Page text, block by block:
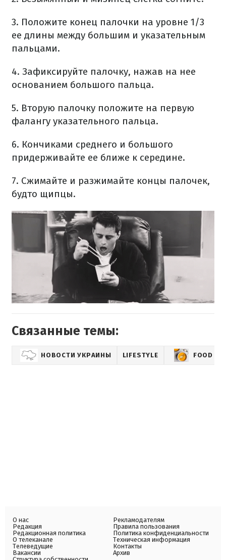
3. Положите конец палочки на уровне 1/3
ее длины между большим и указательным
пальцами.
4. Зафиксируйте палочку, нажав на нее
основанием большого пальца.
5. Вторую палочку положите на первую
фалангу указательного пальца.
6. Кончиками среднего и большого
придерживайте ее ближе к середине.
7. Сжимайте и разжимайте концы палочек,
будто щипцы.
Связанные темы:
НОВОСТИ УКРАИНЫ LIFESTYLE FOOD
О нас
Редакция
Редакционная политика
О телеканале
Телеведущие
Вакансии
Рекламодателям
Правила пользования
Политика конфиденциальности
Техническая информация
Контакты
Архив